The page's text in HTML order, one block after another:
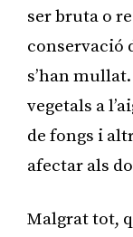
ser bruta o
conservació
s’han
vegetals a
de fongs i
afectar als
Malgrat tot,